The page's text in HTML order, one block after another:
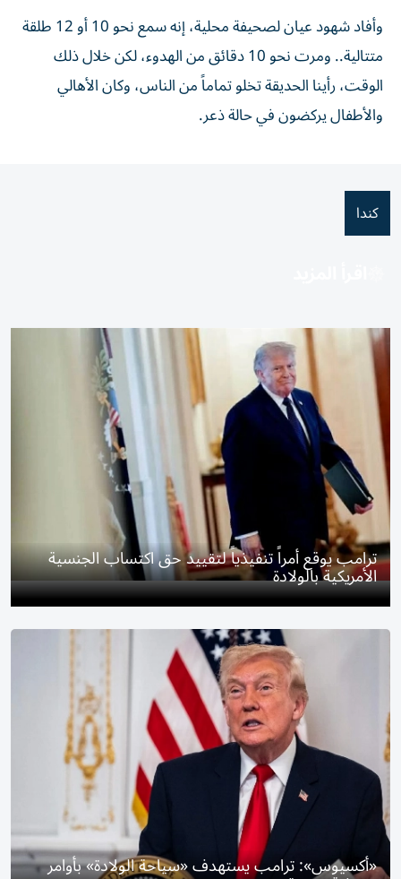
وأفاد شهود عيان لصحيفة محلية، إنه سمع نحو 10 أو 12 طلقة
متتالية.. ومرت نحو 10 دقائق من الهدوء، لكن خلال ذلك
الوقت، رأينا الحديقة تخلو تماماً من الناس، وكان الأهالي
والأطفال يركضون في حالة ذعر.
كندا
ترامب يوقع أمراً تنفيذياً لتقييد حق اكتساب الجنسية
الأمريكية بالولادة
«أكسيوس»: ترامب يستهدف «سياحة الولادة» بأوامر